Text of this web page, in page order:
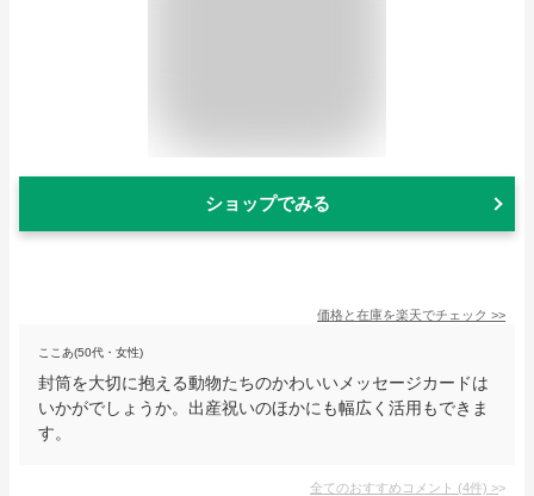
ショップでみる
価格と在庫を楽天でチェック >>
ここあ(50代・女性)
封筒を大切に抱える動物たちのかわいいメッセージカードは
いかがでしょうか。出産祝いのほかにも幅広く活用もできま
す。
全てのおすすめコメント (4件) >